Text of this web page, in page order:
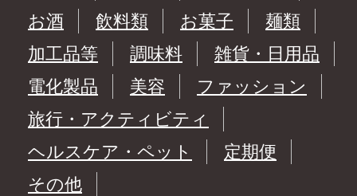
お酒
飲料類 お菓子
麺類
加工品等
調味料
雑貨・日用品
電化製品
美容
ファッション
旅行・アクティビティ
ヘルスケア・ペット
定期便
その他